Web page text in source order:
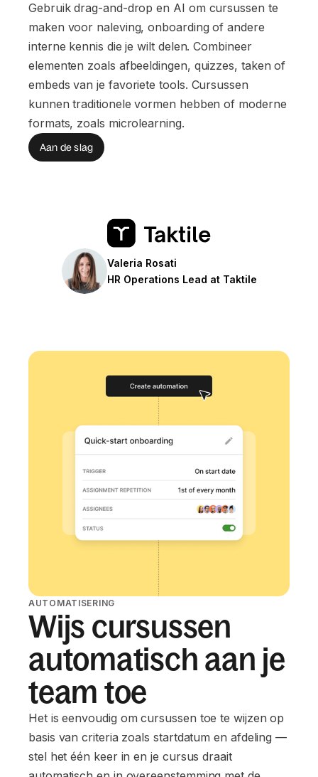
Gebruik drag-and-drop en AI om cursussen te
maken voor naleving, onboarding of andere
interne kennis die je wilt delen. Combineer
elementen zoals afbeeldingen, quizzes, taken of
embeds van je favoriete tools. Cursussen
kunnen traditionele vormen hebben of moderne
formats, zoals microlearning.
Aan de slag
Valeria Rosati
HR Operations Lead at Taktile
AUTOMATISERING
Wijs cursussen
automatisch aan je
team toe
Het is eenvoudig om cursussen toe te wijzen op
basis van criteria zoals startdatum en afdeling —
stel het één keer in en je cursus draait